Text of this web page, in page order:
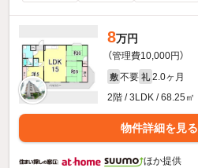
8万円
（管理費10,000円）
敷 不要 礼 2.0ヶ月
2階 / 3LDK / 68.25㎡
物件詳細を見る
ほか提供